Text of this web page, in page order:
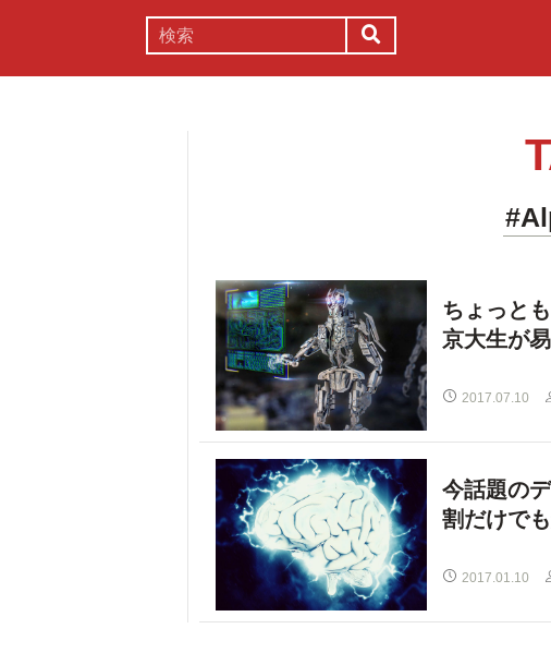
ちょっと
京大生が
2017.07.10
今話題の
割だけで
2017.01.10